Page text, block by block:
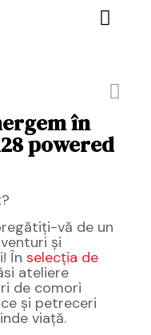
în
powered
vă de un
și
În selecția de
ateliere
de comori
și petreceri
viață.